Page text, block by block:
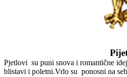
Pjetlovi su puni snova i romantične
blistavi i poletni.Vrlo su ponosni na